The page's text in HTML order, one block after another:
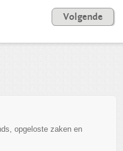
Volgende
opgeloste zaken en